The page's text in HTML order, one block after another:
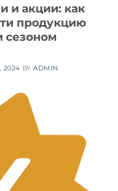
и акции: как
продукцию
сезоном
BYADMIN